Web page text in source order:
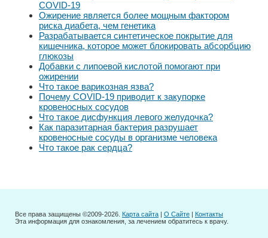
COVID-19
Ожирение является более мощным фактором
риска диабета, чем генетика
Разрабатывается синтетическое покрытие для
кишечника, которое может блокировать абсорбцию
глюкозы
Добавки с липоевой кислотой помогают при
ожирении
Что такое варикозная язва?
Почему COVID-19 приводит к закупорке
кровеносных сосудов
Что такое дисфункция левого желудочка?
Как паразитарная бактерия разрушает
кровеносные сосуды в организме человека
Что такое рак сердца?
Все права защищены ©2009-2026. Карта сайта | О Сайте | Контакты
Эта информация для ознакомления, за лечением обратитесь к врачу.